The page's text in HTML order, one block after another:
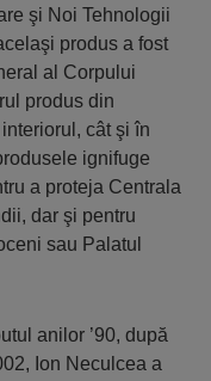
şi Noi Tehnologii
produs a fost
al Corpului
produs din
cât şi în
ignifuge
a proteja Centrala
dar şi pentru
sau Palatul
anilor ’90, după
Ion Neculcea a